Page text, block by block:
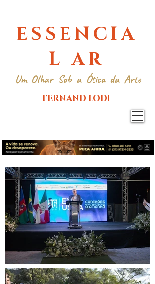
ESSENCIA
L AR
Um Olhar Sob a Ótica da Arte
FERNAND LODI